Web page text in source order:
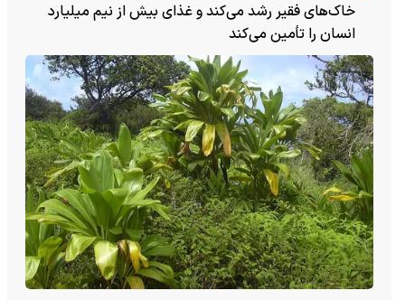
خاک‌های فقیر رشد می‌کند و غذای بیش از نیم میلیارد
انسان را تأمین می‌کند